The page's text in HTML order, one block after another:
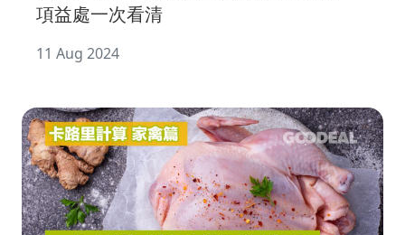
項益處一次看清
11 Aug 2024